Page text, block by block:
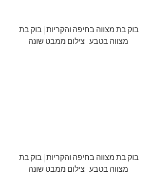
בוק בת מצווה בחיפה והקריות | בוק בת
מצווה בטבע | צילום ממבט שונה
בוק בת מצווה בחיפה והקריות | בוק בת
מצווה בטבע | צילום ממבט שונה